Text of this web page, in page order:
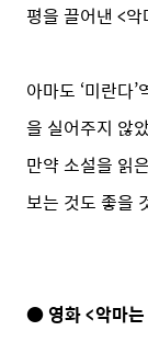
평을 끌어낸 <
아마도 ‘미란다
을 실어주지 않
만약 소설을 읽
보는 것도 좋을
● 영화 <악마는